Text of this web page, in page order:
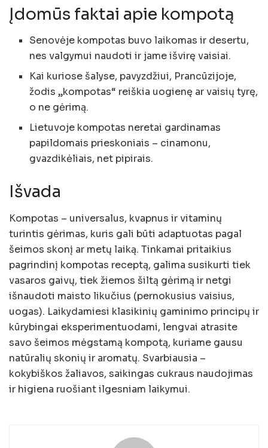
Įdomūs faktai apie kompotą
Senovėje kompotas buvo laikomas ir desertu,
nes valgymui naudoti ir jame išvirę vaisiai.
Kai kuriose šalyse, pavyzdžiui, Prancūzijoje,
žodis „kompotas“ reiškia uogienę ar vaisių tyrę,
o ne gėrimą.
Lietuvoje kompotas neretai gardinamas
papildomais prieskoniais – cinamonu,
gvazdikėliais, net pipirais.
Išvada
Kompotas – universalus, kvapnus ir vitaminų
turintis gėrimas, kuris gali būti adaptuotas pagal
šeimos skonį ar metų laiką. Tinkamai pritaikius
pagrindinį kompotas receptą, galima susikurti tiek
vasaros gaivų, tiek žiemos šiltą gėrimą ir netgi
išnaudoti maisto likučius (pernokusius vaisius,
uogas). Laikydamiesi klasikinių gaminimo principų ir
kūrybingai eksperimentuodami, lengvai atrasite
savo šeimos mėgstamą kompotą, kuriame gausu
natūralių skonių ir aromatų. Svarbiausia –
kokybiškos žaliavos, saikingas cukraus naudojimas
ir higiena ruošiant ilgesniam laikymui.